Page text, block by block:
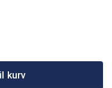
kurv